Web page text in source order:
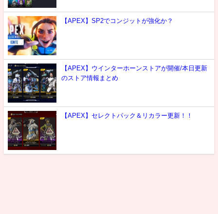
【APEX】SP2でコンジットが強化か？
【APEX】ウインターホーンストアが開催/本日更新
のストア情報まとめ
【APEX】セレクトパック＆リカラー更新！！